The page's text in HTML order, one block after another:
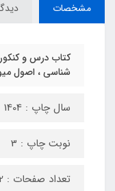
مشخصات
کتاب درس و کنکور
شناسی ، اصول
سال چاپ : 1404
نوبت چاپ : 3
تعداد صفحات : 632